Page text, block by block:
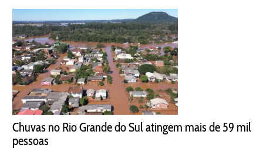
Chuvas no Rio Grande do Sul atingem mais de 59 mil
pessoas